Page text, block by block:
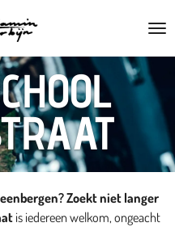
Zoekt niet langer
is iedereen welkom, ongeacht